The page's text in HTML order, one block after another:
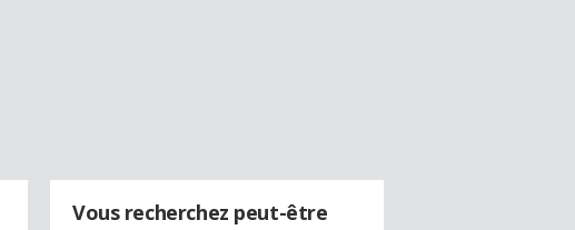
Vous recherchez peut-être